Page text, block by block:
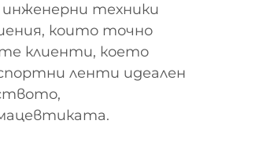
техники
които точно
клиенти, което
ленти идеален